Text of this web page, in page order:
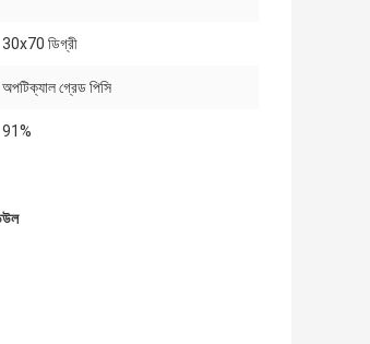
30x70 ডিগ্রী
অপটিক্যাল গ্রেড পিসি
91%